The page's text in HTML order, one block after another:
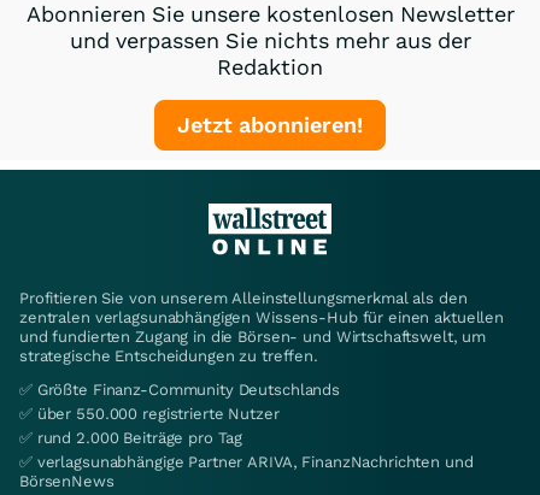
Abonnieren Sie unsere kostenlosen Newsletter
und verpassen Sie nichts mehr aus der
Redaktion
Jetzt abonnieren!
Profitieren Sie von unserem Alleinstellungsmerkmal als den
zentralen verlagsunabhängigen Wissens-Hub für einen aktuellen
und fundierten Zugang in die Börsen- und Wirtschaftswelt, um
strategische Entscheidungen zu treffen.
✅ Größte Finanz-Community Deutschlands
✅ über 550.000 registrierte Nutzer
✅ rund 2.000 Beiträge pro Tag
✅ verlagsunabhängige Partner ARIVA, FinanzNachrichten und
BörsenNews